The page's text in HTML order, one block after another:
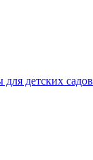
детских садов